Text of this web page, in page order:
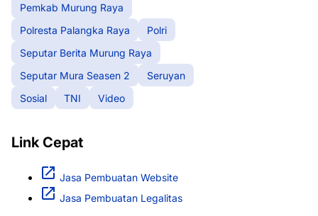
Pemkab Murung Raya
Polresta Palangka Raya
Polri
Seputar Berita Murung Raya
Seputar Mura Seasen 2
Seruyan
Sosial
TNI Video
Link Cepat
Jasa Pembuatan Website
Jasa Pembuatan Legalitas